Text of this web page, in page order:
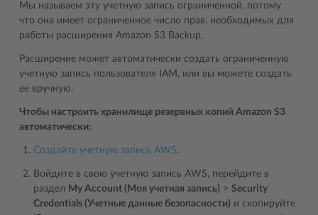
Мы называем эту учетную запись ограниченной, потому
что она имеет ограниченное число прав, необходимых для
работы расширения Amazon S3 Backup.
Расширение может автоматически создать ограниченную
учетную запись пользователя IAM, или вы можете создать
ее вручную.
Чтобы настроить хранилище резервных копий Amazon S3
автоматически:
Создайте учетную запись AWS.
Войдите в свою учетную запись AWS, перейдите в
раздел My Account (Моя учетная запись) > Security
Credentials (Учетные данные безопасности) и скопируйте